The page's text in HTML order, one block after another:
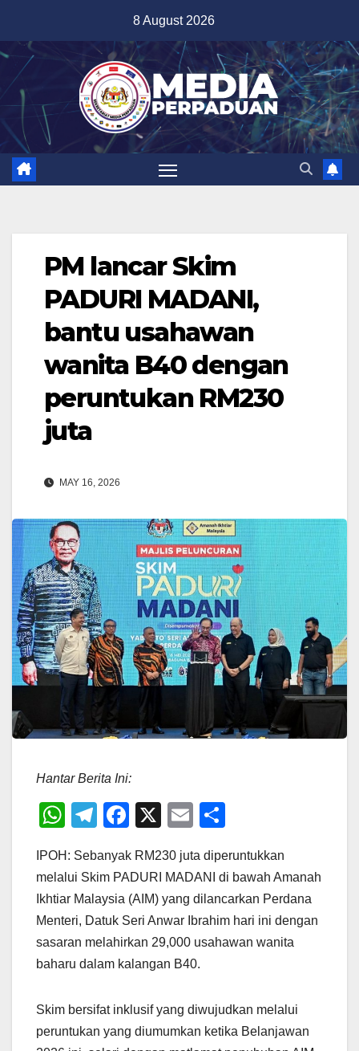
content
8 August 2026
PM lancar Skim
PADURI MADANI,
bantu usahawan
wanita B40 dengan
peruntukan RM230
juta
MAY 16, 2026
Hantar Berita Ini:
W
at
s
A
p
p
T
e
gr
a
m
F
c
e
b
o
o
X
E
ail ar
e
IPOH: Sebanyak RM230 juta diperuntukkan
melalui Skim PADURI MADANI di bawah Amanah
Ikhtiar Malaysia (AIM) yang dilancarkan Perdana
Menteri, Datuk Seri Anwar Ibrahim hari ini dengan
sasaran melahirkan 29,000 usahawan wanita
baharu dalam kalangan B40.
Skim bersifat inklusif yang diwujudkan melalui
peruntukan yang diumumkan ketika Belanjawan